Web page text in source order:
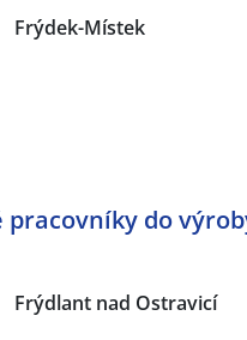
Frýdek-Místek
do
Frýdlant nad Ostravicí